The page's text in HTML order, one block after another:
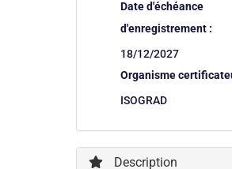
Date d'échéance
d'enregistrement :
18/12/2027
Organisme
ISOGRAD
Description